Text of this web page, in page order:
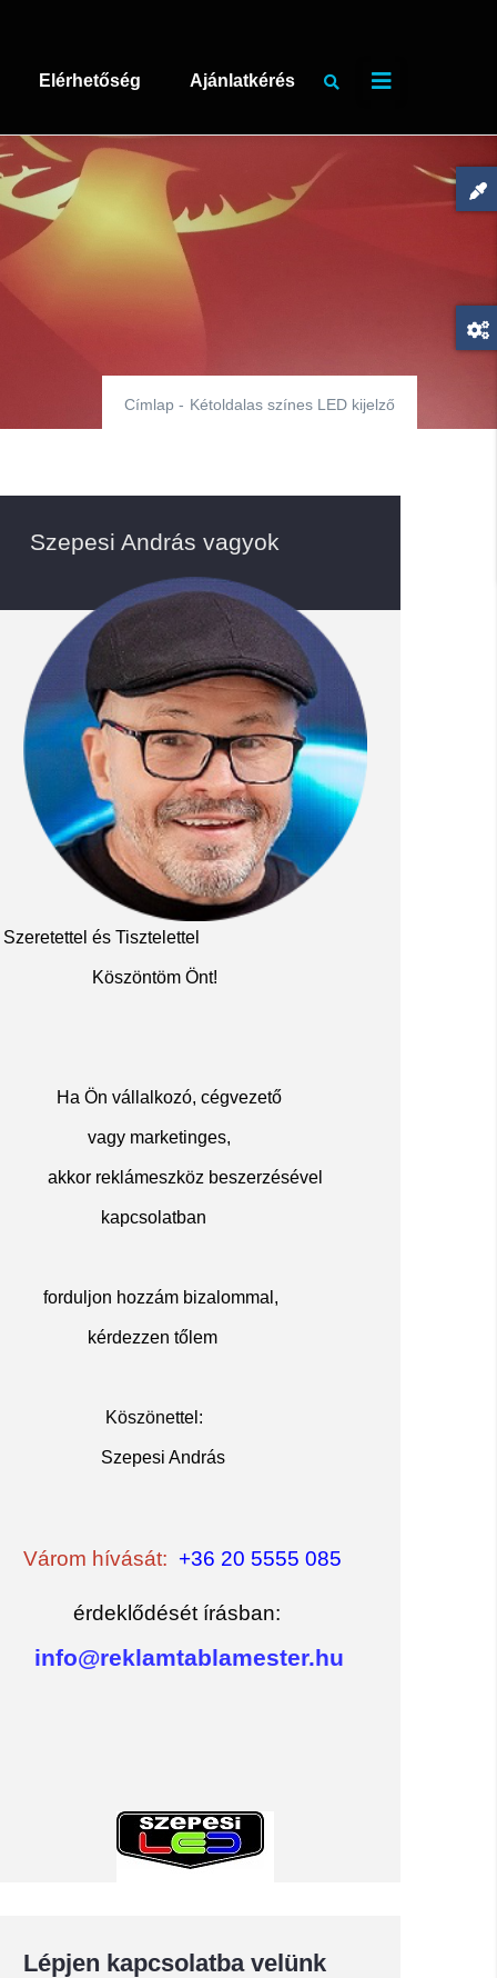
Elérhetőség Ajánlatkérés
Címlap - Kétoldalas színes LED kijelző
Szepesi András vagyok
Szeretettel és Tisztelettel
Köszöntöm Önt!
Ha Ön vállalkozó, cégvezető
vagy marketinges,
akkor reklámeszköz beszerzésével
kapcsolatban
forduljon hozzám bizalommal,
kérdezzen tőlem
Köszönettel:
Szepesi András
Várom hívását: +36 20 5555 085
érdeklődését írásban:
info@reklamtablamester.hu
Lépjen kapcsolatba velünk